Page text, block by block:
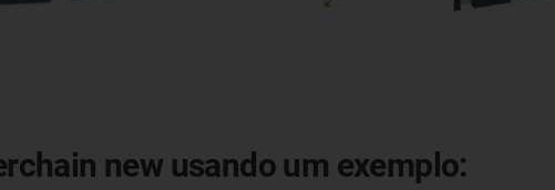
new usando um exemplo: